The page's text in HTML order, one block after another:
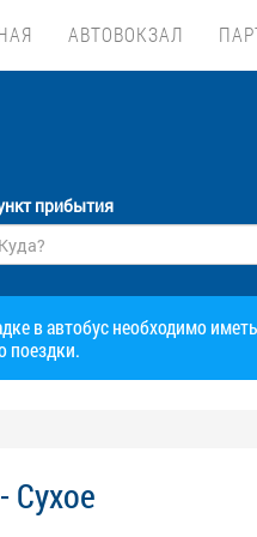
АВТОВОКЗАЛ
прибытия
в автобус необходимо
поездки.
Сухое